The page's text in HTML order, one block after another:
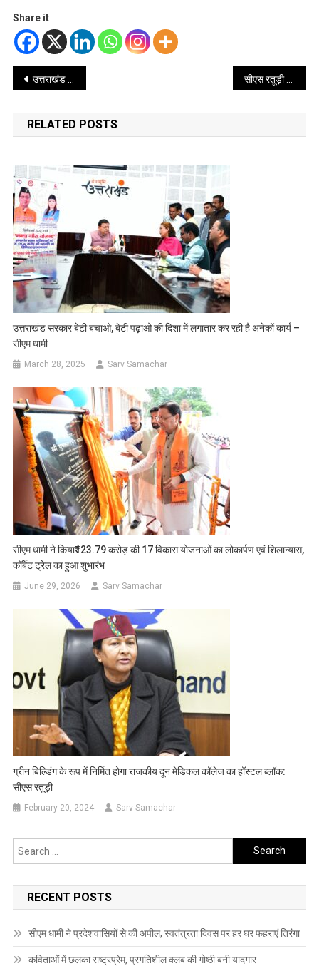
Share it
Post
navigation
उत्तराखंड में रोजगार की तीन गारंटी के साथ मनाया गया सरकार के तीन साल पूरा होने का जश्न
RELATED POSTS
उत्तराखंड सरकार बेटी बचाओ, बेटी पढ़ाओ की दिशा में लगातार कर रही है अनेकों कार्य –
सीएम धामी
March 28, 2025 Sarv Samachar
सीएम धामी ने किया₹123.79 करोड़ की 17 विकास योजनाओं का लोकार्पण एवं शिलान्यास,
कॉर्बेट ट्रेल का हुआ शुभारंभ
June 29, 2026 Sarv Samachar
ग्रीन बिल्डिंग के रूप में निर्मित होगा राजकीय दून मेडिकल कॉलेज का हॉस्टल ब्लॉक:
सीएस रतूड़ी
February 20, 2024 Sarv Samachar
Search
for:
RECENT POSTS
सीएम धामी ने प्रदेशवासियों से की अपील, स्वतंत्रता दिवस पर हर घर फहराएं तिरंगा
कविताओं में छलका राष्ट्रप्रेम, प्रगतिशील क्लब की गोष्ठी बनी यादगार